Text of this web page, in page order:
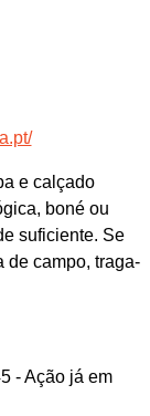
e calçado
boné ou
suficiente. Se
de campo, traga-
- Ação já em